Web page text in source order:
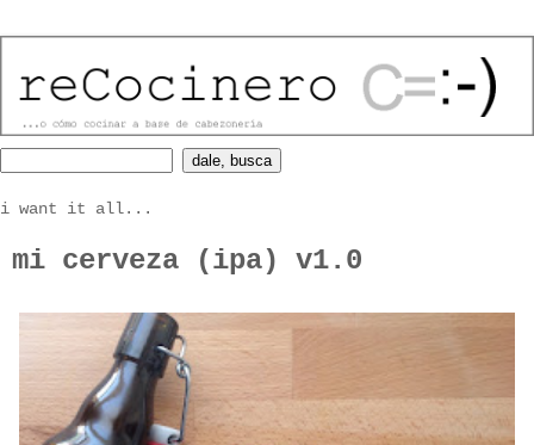
i want it all...
mi cerveza (ipa) v1.0